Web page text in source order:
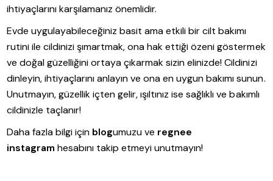
ihtiyaçlarını karşılamanız önemlidir.
Evde uygulayabileceğiniz basit ama etkili bir cilt bakımı
rutini ile cildinizi şımartmak, ona hak ettiği özeni göstermek
ve doğal güzelliğini ortaya çıkarmak sizin elinizde! Cildinizi
dinleyin, ihtiyaçlarını anlayın ve ona en uygun bakımı sunun.
Unutmayın, güzellik içten gelir, ışıltınız ise sağlıklı ve bakımlı
cildinizle taçlanır!
Daha fazla bilgi için blogumuzu ve regnee
instagram hesabını takip etmeyi unutmayın!